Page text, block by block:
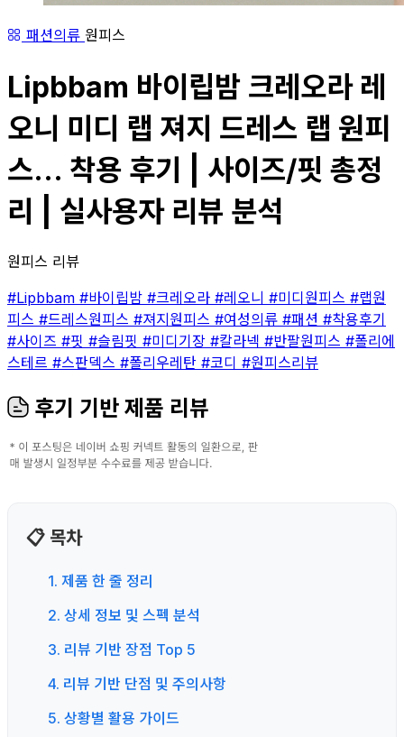
패션의류 원피스
Lipbbam 바이립밤 크레오라 레
오니 미디 랩 져지 드레스 랩 원피
스... 착용 후기 | 사이즈/핏 총정
리 | 실사용자 리뷰 분석
원피스 리뷰
#Lipbbam #바이립밤 #크레오라 #레오니 #미디원피스 #랩원
피스 #드레스원피스 #져지원피스 #여성의류 #패션 #착용후기
#사이즈 #핏 #슬림핏 #미디기장 #칼라넥 #반팔원피스 #폴리에
스테르 #스판덱스 #폴리우레탄 #코디 #원피스리뷰
후기 기반 제품 리뷰
📋 목차
1. 제품 한 줄 정리
2. 상세 정보 및 스펙 분석
3. 리뷰 기반 장점 Top 5
4. 리뷰 기반 단점 및 주의사항
5. 상황별 활용 가이드